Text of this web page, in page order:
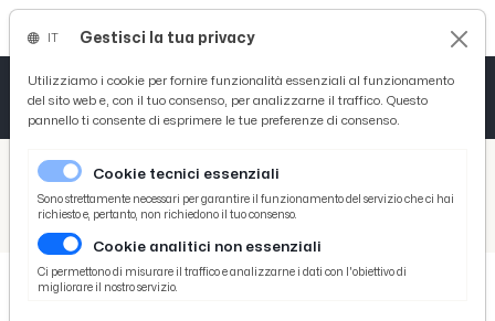
/ Picenotime
/ Comunicati Stampa
/ Teatro Concordia, appuntamento con "Cinema & Scuola"
Gestisci la tua privacy
Utilizziamo i cookie per fornire funzionalità essenziali al funzionamento
del sito web e, con il tuo consenso, per analizzarne il traffico. Questo
pannello ti consente di esprimere le tue preferenze di consenso.
Cookie tecnici essenziali
Sono strettamente necessari per garantire il funzionamento del servizio che ci hai
richiesto e, pertanto, non richiedono il tuo consenso.
Cookie analitici non essenziali
Ci permettono di misurare il traffico e analizzarne i dati con l'obiettivo di
migliorare il nostro servizio.
Tutto News
Tutto Sport
Basket
Ciclismo
Tutto Curiosità